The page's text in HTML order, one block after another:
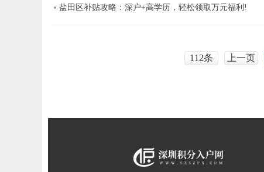
盐田区补贴攻略：深户+高学历，轻松领取万元福利!
112条 上一页